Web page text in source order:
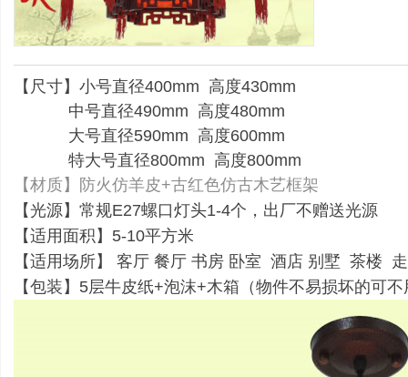
【尺寸】小号直径400mm 高度430mm
中号直径490mm 高度480mm
大号直径590mm 高度600mm
特大号直径800mm 高度800mm
【材质】防火仿羊皮+古红色仿古木艺框架
【光源】常规E27螺口灯头1-4个，出厂不赠送光源
【适用面积】5-10平方米
【适用场所】 客厅 餐厅 书房 卧室 酒店 别墅 茶楼
【包装】5层牛皮纸+泡沫+木箱（物件不易损坏的可不